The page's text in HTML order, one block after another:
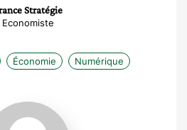
Stratégie
Economiste
Économie Numérique
Florence
Andreacola